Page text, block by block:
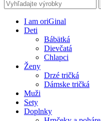
I am oriGinal
Deti
Bábätká
Dievčatá
Chlapci
Ženy
Drzé tričká
Dámske tričká
Muži
Sety
Doplnky